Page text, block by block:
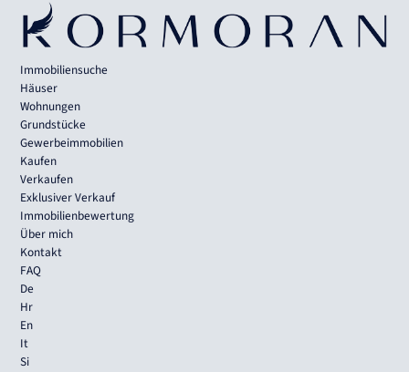
Immobiliensuche
Häuser
Wohnungen
Grundstücke
Gewerbeimmobilien
Kaufen
Verkaufen
Exklusiver Verkauf
Immobilienbewertung
Über mich
Kontakt
FAQ
De
Hr
En
It
Si